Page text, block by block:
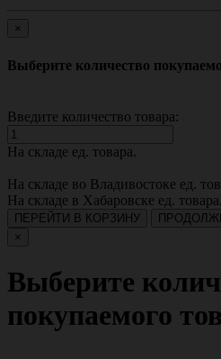
×
Выберите количество
Введите количество товара:
На складе ед. товара.
На складе во Владивостоке ед.
На складе в Хабаровске ед. товара.
ПЕРЕЙТИ В КОРЗИНУ
×
Выберите
покупаемого